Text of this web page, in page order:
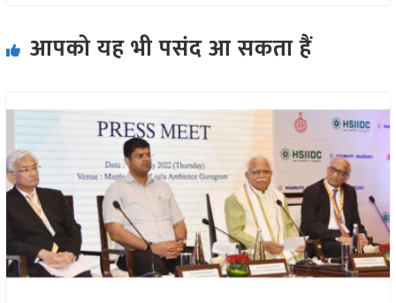
आपको यह भी पसंद आ सकता हैं